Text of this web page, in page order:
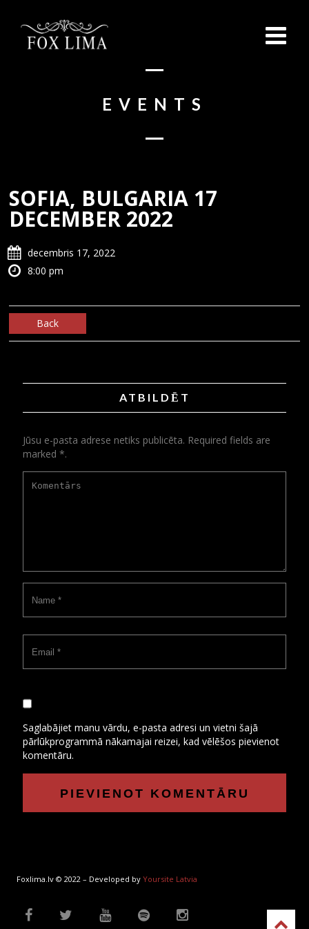
EVENTS
SOFIA, BULGARIA 17
DECEMBER 2022
decembris 17, 2022
8:00 pm
Back
ATBILDĒT
Jūsu e-pasta adrese netiks publicēta. Required fields are
marked *.
Saglabājiet manu vārdu, e-pasta adresi un vietni šajā
pārlūkprogrammā nākamajai reizei, kad vēlēšos pievienot
komentāru.
Foxlima.lv © 2022 – Developed by Yoursite Latvia